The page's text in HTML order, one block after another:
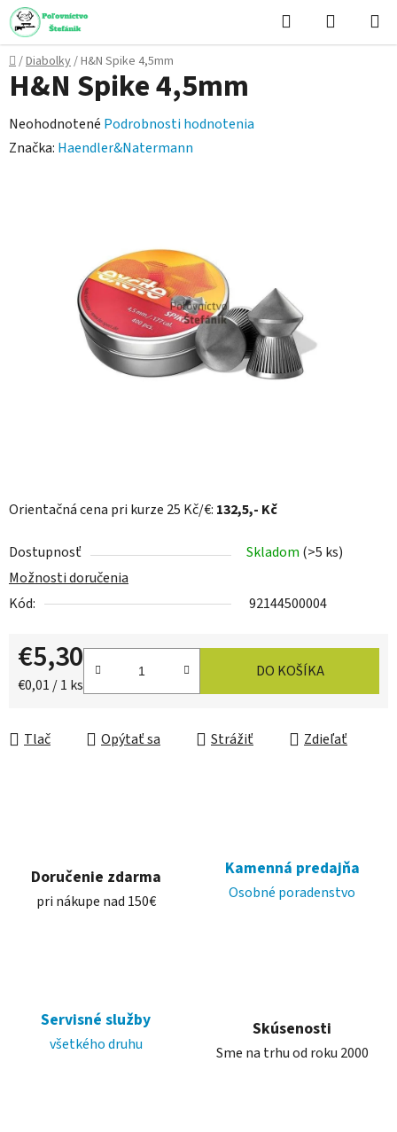
Prejsť
na
obsah
Hľadať
KOŠÍK
Domov
/Diabolky/H&N Spike 4,5mm
Orientačná cena pri kurze 25 Kč/€: 132,5,- Kč
Dostupnosť Skladom (>5 ks)
Možnosti doručenia
Kód:
92144500004
€5,30
Jednotková cena:
€0,01 / 1 ks
DO KOŠÍKA
Tlač Opýtať sa Strážiť Zdieľať
H&N Spike 4,5mm
Priemerné
hodnotenie
Neohodnotené Podrobnosti hodnotenia
Značka: Haendler&Natermann
Doručenie zdarma
pri nákupe nad 150€
Kamenná predajňa
Osobné poradenstvo
Servisné služby
všetkého druhu
Skúsenosti
Sme na trhu od roku 2000